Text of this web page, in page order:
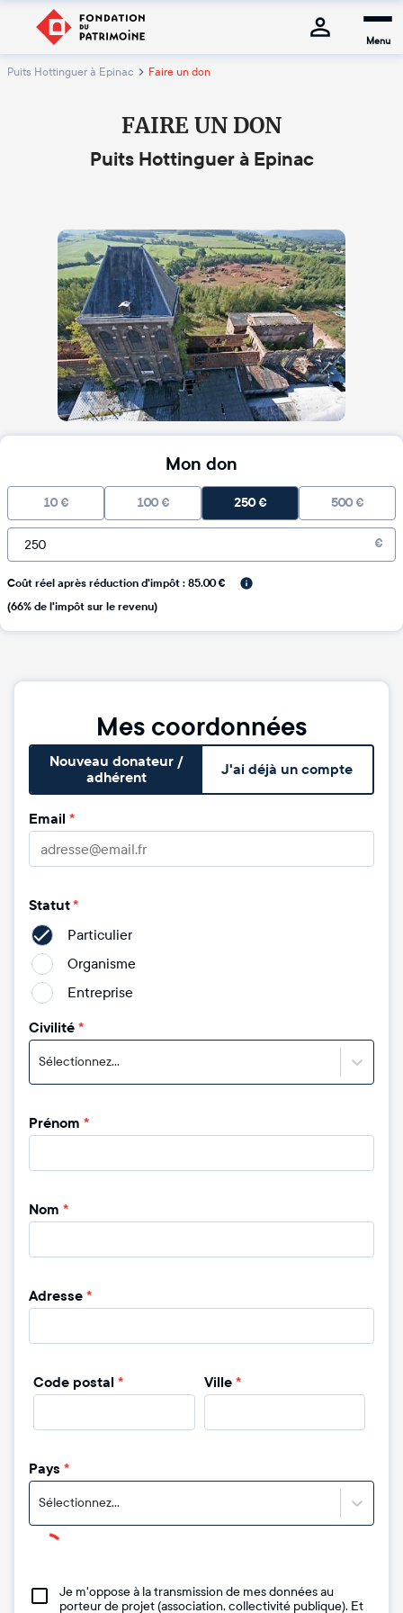
Menu
Puits Hottinguer à Epinac Faire un don
FAIRE UN DON
Puits Hottinguer à Epinac
Mon don
10 € 100 € 250€ 500 €
€
Coût réel après réduction d'impôt : 85.00 €
(66% de l'impôt sur le revenu)
Mes coordonnées
Nouveau donateur /
adhérent
J'ai déjà un compte
Email *
Statut*
Particulier
Organisme
Entreprise
Civilité*
Sélectionnez...
Prénom *
Nom *
Adresse*
Code postal * Ville *
Pays *
Sélectionnez...
Je m'oppose à la transmission de mes données au
porteur de projet (association, collectivité publique). Et